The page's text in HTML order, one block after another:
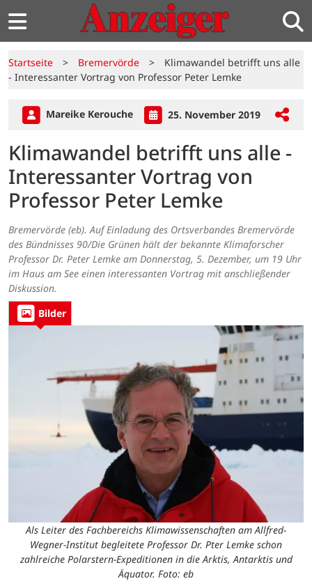
Startseite > Bremervörde >
Klimawandel betrifft uns alle
- Interessanter Vortrag von Professor Peter Lemke
Mareike Kerouche 25. November 2019
Klimawandel betrifft uns alle -
Interessanter Vortrag von
Professor Peter Lemke
Bremervörde (eb). Auf Einladung des Ortsverbandes Bremervörde
des Bündnisses 90/Die Grünen hält der bekannte Klimaforscher
Professor Dr. Peter Lemke am Donnerstag, 5. Dezember, um 19 Uhr
im Haus am See einen interessanten Vortrag mit anschließender
Diskussion.
Bilder
Als Leiter des Fachbereichs Klimawissenschaften am Allfred-
Wegner-Institut begleitete Professor Dr. Pter Lemke schon
zahlreiche Polarstern-Expeditionen in die Arktis, Antarktis und
Äquator. Foto: eb